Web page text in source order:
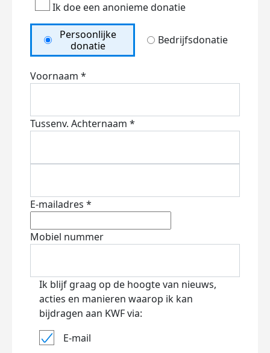
Ik doe een anonieme donatie
Persoonlijke
donatie
Bedrijfsdonatie
Voornaam *
Tussenv. Achternaam *
E-mailadres *
Mobiel nummer
Ik blijf graag op de hoogte van nieuws,
acties en manieren waarop ik kan
bijdragen aan KWF via:
E-mail